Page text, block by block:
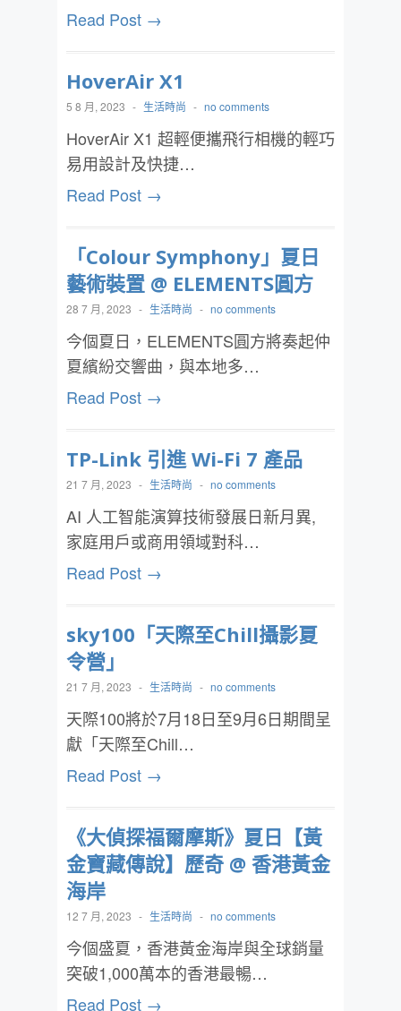
Read Post →
HoverAir X1
5 8 月, 2023 - 生活時尚 - no comments
HoverAir X1 超輕便攜飛行相機的輕巧
易用設計及快捷…
Read Post →
「Colour Symphony」夏日
藝術裝置 @ ELEMENTS圓方
28 7 月, 2023 - 生活時尚 - no comments
今個夏日，ELEMENTS圓方將奏起仲
夏繽紛交響曲，與本地多…
Read Post →
TP-Link 引進 Wi-Fi 7 產品
21 7 月, 2023 - 生活時尚 - no comments
AI 人工智能演算技術發展日新月異,
家庭用戶或商用領域對科…
Read Post →
sky100「天際至Chill攝影夏
令營」
21 7 月, 2023 - 生活時尚 - no comments
天際100將於7月18日至9月6日期間呈
獻「天際至Chill…
Read Post →
《大偵探福爾摩斯》夏日【黃
金寶藏傳說】歷奇 @ 香港黃金
海岸
12 7 月, 2023 - 生活時尚 - no comments
今個盛夏，香港黃金海岸與全球銷量
突破1,000萬本的香港最暢…
Read Post →